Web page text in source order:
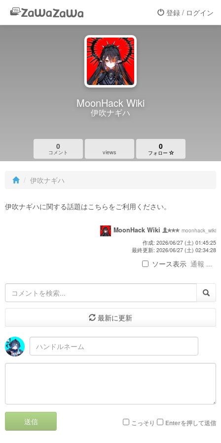
登録 / ログイン
MoonHack Wiki
伊吹ナギハ
0
コメント views
0
フォロー
伊吹ナギハ
伊吹ナギハに関する話題はこちらをご利用ください。
MoonHack Wiki
moonhack_wiki
作成: 2026/06/27 (土) 01:45:25
最終更新: 2026/06/27 (土) 02:34:28
ソース表示 通報 ...
最新に更新
送信 こっそり Enterを押して送信